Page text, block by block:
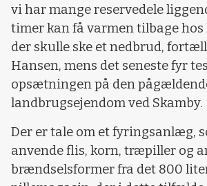
vi har mange reservedele
timer kan få varmen tilbage
der skulle ske et nedbrud,
Hansen, mens det seneste fyr
opsætningen på den
landbrugsejendom ved Skamby.
Der er tale om et fyringsanlæg,
anvende flis, korn, træpiller og
brændselsformer fra det 800